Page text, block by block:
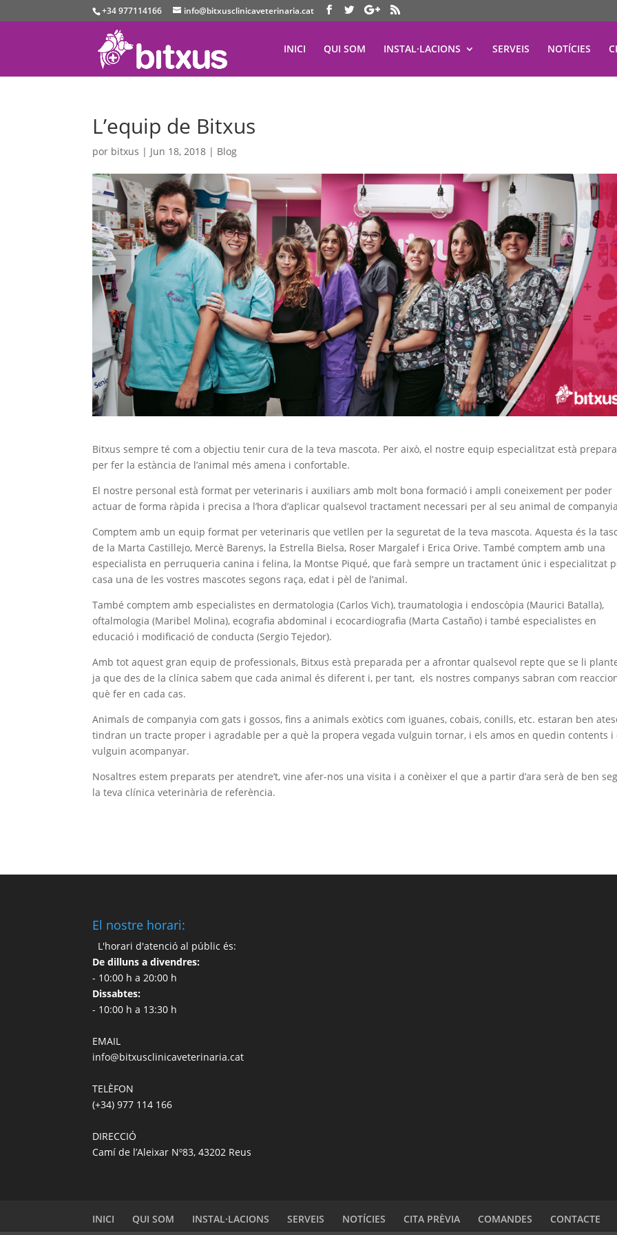
+34 977114166 info@bitxusclinicaveterinaria.cat
INICI QUI SOM INSTAL·LACIONS SERVEIS NOTÍCIES
L’equip de Bitxus
por bitxus | Jun 18, 2018 | Blog
Bitxus sempre té com a objectiu tenir cura de la teva mascota. Per això, el nostre equip especialitzat està
per fer la estància de l’animal més amena i confortable.
El nostre personal està format per veterinaris i auxiliars amb molt bona formació i ampli coneixement per poder
actuar de forma ràpida i precisa a l’hora d’aplicar qualsevol tractament necessari per al seu animal de
Comptem amb un equip format per veterinaris que vetllen per la seguretat de la teva mascota. Aquesta és la
de la Marta Castillejo, Mercè Barenys, la Estrella Bielsa, Roser Margalef i Erica Orive. També comptem amb una
especialista en perruqueria canina i felina, la Montse Piqué, que farà sempre un tractament únic i especialitzat
casa una de les vostres mascotes segons raça, edat i pèl de l’animal.
També comptem amb especialistes en dermatologia (Carlos Vich), traumatologia i endoscòpia (Maurici Batalla),
oftalmologia (Maribel Molina), ecografia abdominal i ecocardiografia (Marta Castaño) i també especialistes en
educació i modificació de conducta (Sergio Tejedor).
Amb tot aquest gran equip de professionals, Bitxus està preparada per a afrontar qualsevol repte que se li
ja que des de la clínica sabem que cada animal és diferent i, per tant, els nostres companys sabran com
què fer en cada cas.
Animals de companyia com gats i gossos, fins a animals exòtics com iguanes, cobais, conills, etc. estaran ben
tindran un tracte proper i agradable per a què la propera vegada vulguin tornar, i els amos en quedin contents i
vulguin acompanyar.
Nosaltres estem preparats per atendre’t, vine afer-nos una visita i a conèixer el que a partir d’ara serà de ben
la teva clínica veterinària de referència.
El nostre horari:
L'horari d'atenció al públic és:
De dilluns a divendres:
- 10:00 h a 20:00 h
Dissabtes:
- 10:00 h a 13:30 h
EMAIL
info@bitxusclinicaveterinaria.cat
TELÈFON
(+34) 977 114 166
DIRECCIÓ
Camí de l’Aleixar Nº83, 43202 Reus
INICI QUI SOM INSTAL·LACIONS SERVEIS NOTÍCIES CITA PRÈVIA COMANDES CONTACTE